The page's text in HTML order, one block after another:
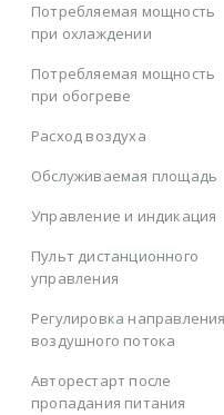
Потребляемая мощность
при охлаждении
Потребляемая мощность
при обогреве
Расход воздуха
Обслуживаемая площадь
Управление и индикация
Пульт дистанционного
управления
Регулировка направления
воздушного потока
Авторестарт после
пропадания питания